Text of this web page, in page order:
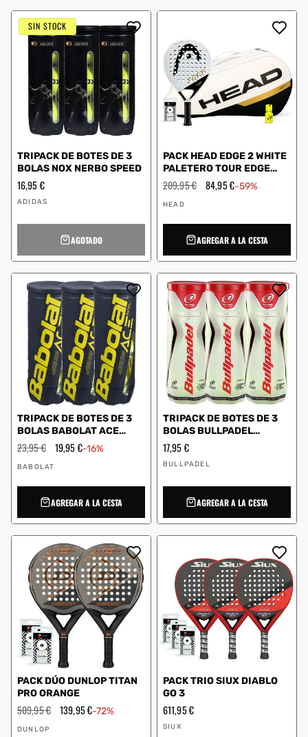
SIN STOCK
TRIPACK DE BOTES DE 3
BOLAS NOX NERBO SPEED
Precio
habitual
16,95 €
Proveedor:
ADIDAS
AGOTADO
PACK HEAD EDGE 2 WHITE
PALETERO TOUR EDGE
PRO DRY GRIP
Precio
habitual
209,95 € Precio
de
84,95 €-59%
Proveedor:
HEAD
AGREGAR A LA CESTA
TRIPACK DE BOTES DE 3
BOLAS BABOLAT ACE
PADEL
Precio
habitual
23,95 € Precio
de
19,95 €-16%
Proveedor:
BABOLAT
AGREGAR A LA CESTA
TRIPACK DE BOTES DE 3
BOLAS BULLPADEL
PREMIUM PRO
Precio
habitual
17,95 €
Proveedor:
BULLPADEL
AGREGAR A LA CESTA
PACK DÚO DUNLOP TITAN
PRO ORANGE
Precio
habitual
509,95 € Precio
139,95 €-72%
Proveedor:
DUNLOP
PACK TRIO SIUX DIABLO
GO 3
Precio
habitual
611,95 €
Proveedor:
SIUX